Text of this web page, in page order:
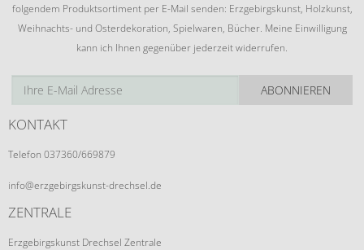
folgendem Produktsortiment per E-Mail senden: Erzgebirgskunst, Holzkunst,
Weihnachts- und Osterdekoration, Spielwaren, Bücher. Meine Einwilligung
kann ich Ihnen gegenüber jederzeit widerrufen.
ABONNIEREN
KONTAKT
Telefon 037360/669879
info@erzgebirgskunst-drechsel.de
ZENTRALE
Erzgebirgskunst Drechsel Zentrale